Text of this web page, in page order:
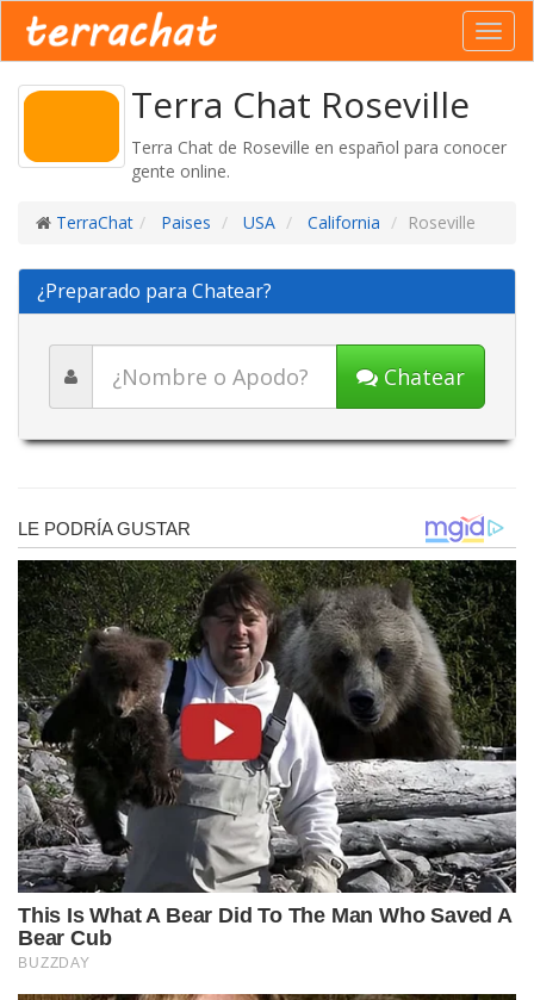
Terra Chat Roseville
Terra Chat de Roseville en español para conocer
gente online.
TerraChat Paises USA California Roseville
¿Preparado para Chatear?
Chatear